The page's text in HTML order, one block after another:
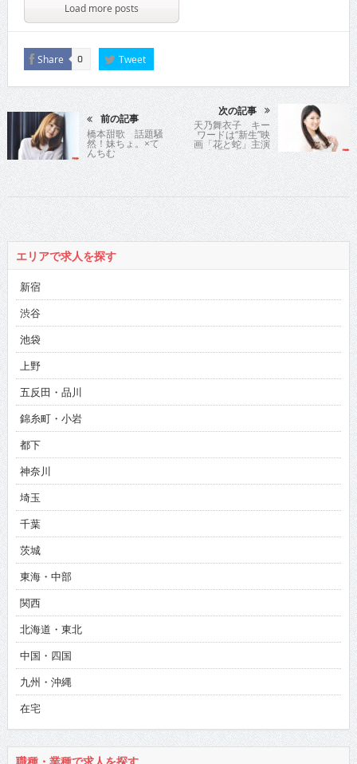
Load more posts
Share 0 Tweet
前の記事
橋本甜歌 話題騒
然！妹ちょ。×て
んちむ
次の記事
天乃舞衣子 キー
ワードは“新生”映
画「花と蛇」主演
女優の想い…
エリアで求人を探す
新宿
渋谷
池袋
上野
五反田・品川
錦糸町・小岩
都下
神奈川
埼玉
千葉
茨城
東海・中部
関西
北海道・東北
中国・四国
九州・沖縄
在宅